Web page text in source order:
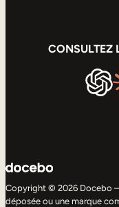
CONSULTEZ
Copyright © 2026 Docebo
déposée ou une marque